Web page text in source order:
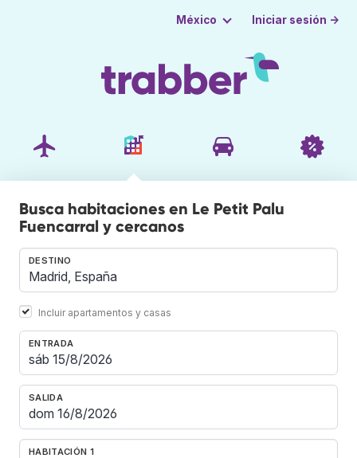
México Iniciar sesión →
Busca habitaciones en Le Petit Palu
Fuencarral y cercanos
DESTINO
Incluir apartamentos y casas
ENTRADA
SALIDA
HABITACIÓN 1